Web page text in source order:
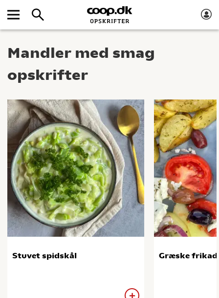
Mandler med smag
opskrifter
Stuvet spidskål Græske